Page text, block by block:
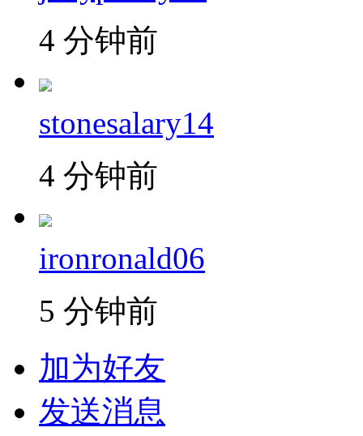
4 分钟前
stonesalary14
4 分钟前
ironronald06
5 分钟前
加为好友
发送消息